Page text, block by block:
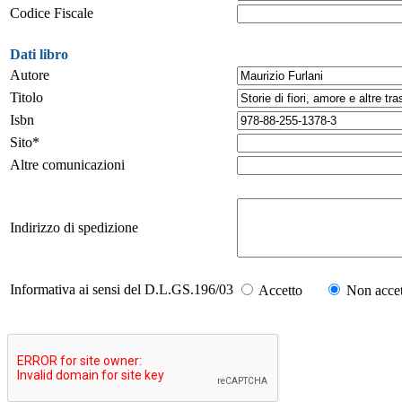
Codice Fiscale
Dati libro
Autore
Titolo
Isbn
Sito*
Altre comunicazioni
Indirizzo di spedizione
Informativa ai sensi del D.L.GS.196/03 Accetto Non